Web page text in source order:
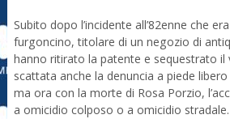
Subito dopo l’incidente all’82enne che
furgoncino, titolare di un negozio di
hanno ritirato la patente e sequestrato il
scattata anche la denuncia a piede
ma ora con la morte di Rosa Porzio,
a omicidio colposo o a omicidio stradale.